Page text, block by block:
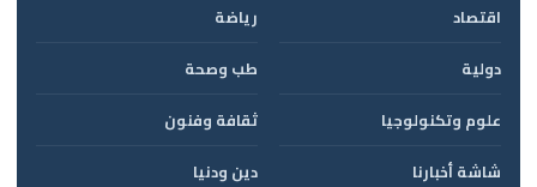
اقتصاد
رياضة
دولية
طب وصحة
علوم وتكنولوجيا
ثقافة وفنون
شاشة أخبارنا
دين ودنيا